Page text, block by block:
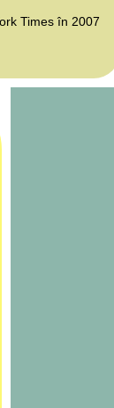
Times în 2007